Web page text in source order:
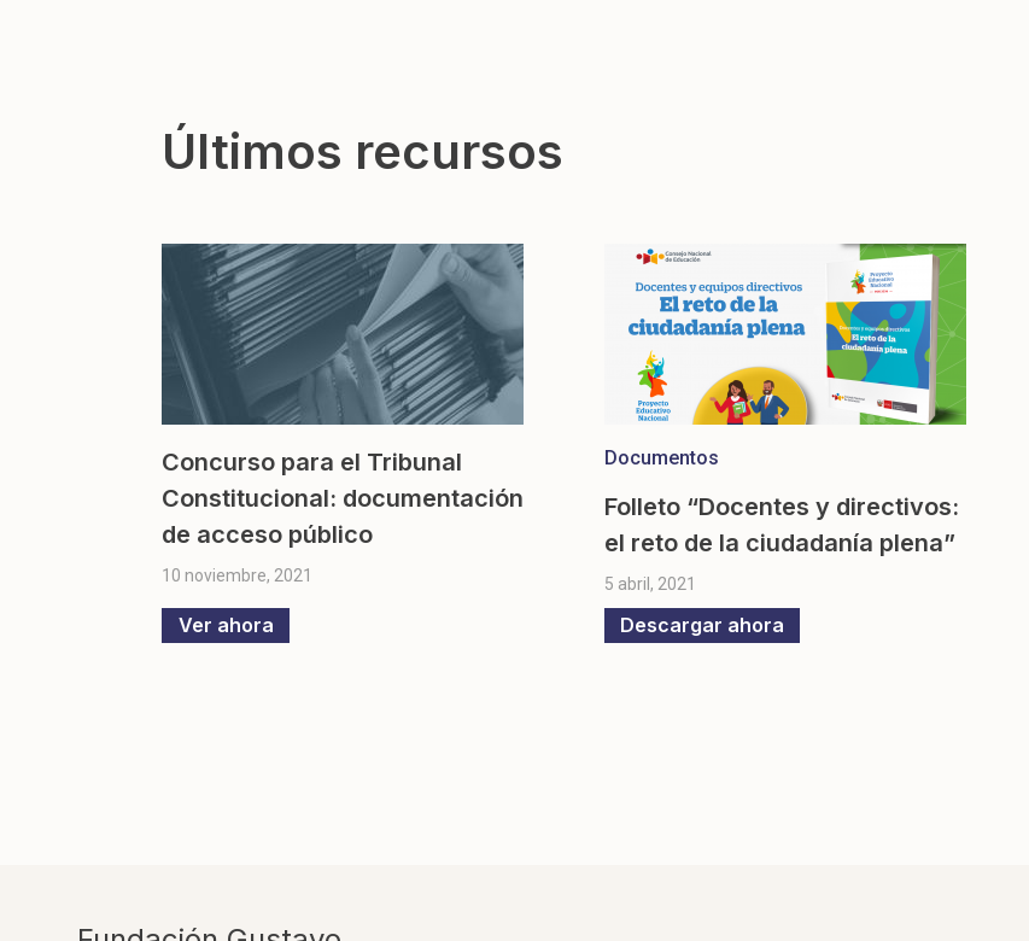
Últimos recursos
Concurso para el Tribunal
Constitucional: documentación
de acceso público
10 noviembre, 2021
Ver ahora
Documentos
Folleto “Docentes y directivos:
el reto de la ciudadanía plena”
5 abril, 2021
Descargar ahora